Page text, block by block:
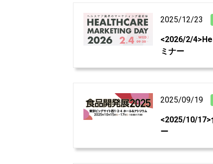
2025/12/23
<2026/2/
ミナー
2025/09/19
<2025/10/17>
ー